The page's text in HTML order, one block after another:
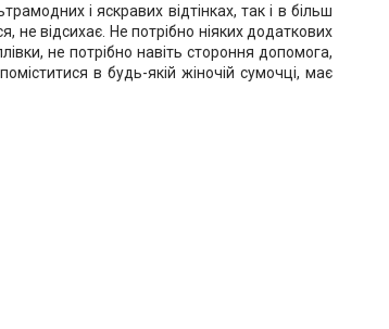
і яскравих відтінках, так і в більш
не відсихає. Не потрібно ніяких додаткових
не потрібно навіть стороння допомога,
в будь-якій жіночій сумочці, має